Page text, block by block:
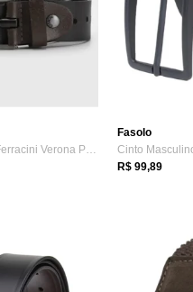
Cinto Dupla Face Ferracini Verona Preto
Fasolo
R$ 99,89